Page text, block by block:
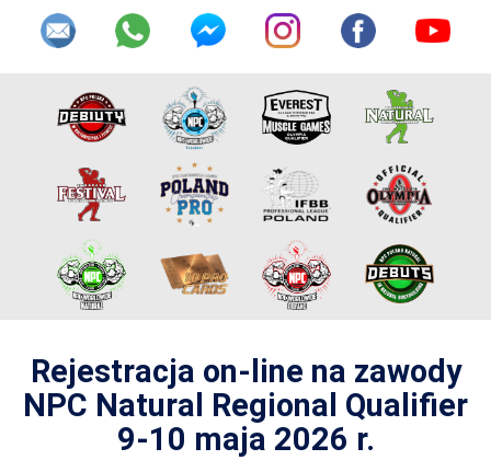
Rejestracja on-line na zawody
NPC Natural Regional Qualifier
9-10 maja 2026 r.